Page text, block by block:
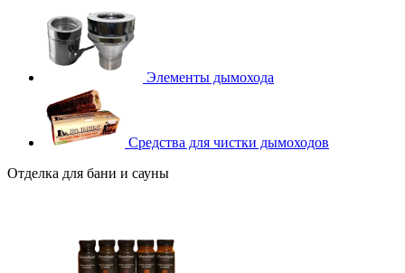
Элементы дымохода
Средства для чистки дымоходов
Отделка для бани и сауны